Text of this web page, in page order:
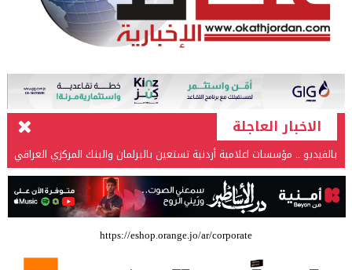
الاخبار العاجلة
بالفيديو .. مؤسسات اعلامية أردنية تستعين بالبرلمان والبنك المركزي العراقي
في قضيتها مع طارق الحسن
بالفيديو .. إرادة القائد ثم التعليم ثم الصناعة والزراعة قذفت ببنجلاديش خلال
عشرين عاما من دخل الفرد ٤٠٠$ سنويا الى ٦٠٠٠ $ ، فهل نستطيع ؟؟؟؟؟
شركة تسابيح للسياحة والسفر تسير اول رحلة لحجاج بيت الله الحرام عبر مطار
https://eshop.orange.jo/ar/corporate